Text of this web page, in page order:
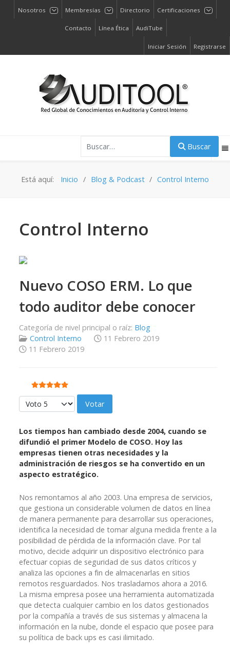
Nosotros Membresías Directorio Certificaciones
Contacto Línea Ética AudiTube
Iniciar Sesión Registrarse
Buscar
Está aquí: Inicio Blog & Podcast Control Interno
Control Interno
Nuevo COSO ERM. Lo que
todo auditor debe conocer
Categoría de nivel principal o raíz: Blog
Control Interno
11 Febrero 2019
11 Febrero 2019
Ratio:5/5
Por favor, vote
Los tiempos han cambiado desde 2004, cuando se
difundió el primer Modelo de COSO. Hoy las
empresas tienen otras necesidades y la
administración de riesgos se ha convertido en un
aspecto estratégico.
Nos remontamos al año 2003. Una empresa de servicios,
que gestiona un considerable volumen de datos en línea
de manera permanente para desarrollar sus operaciones,
identifica la necesidad de tomar alguna medida frente a la
posibilidad de pérdida de la información clave. Por tal
motivo, decide adquirir un dispositivo electrónico para
efectuar copias de seguridad de sus datos críticos y
analiza las opciones a fin de almacenarlas en sitios
remotos resguardados. Nos trasladamos ahora a 2016.
La misma empresa posee una herramienta automatizada
que detecta cualquier cambio en los datos gestionados
por la compañía a través de sus sistemas y almacena la
información en la nube, donde el espacio que posee para
su política de back ups es casi ilimitado.